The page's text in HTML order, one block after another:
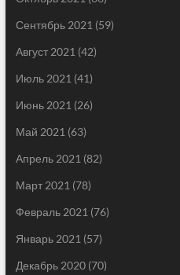
Сентябрь 2021 (59)
Август 2021 (42)
Июль 2021 (41)
Июнь 2021 (26)
Май 2021 (63)
Апрель 2021 (82)
Март 2021 (78)
Февраль 2021 (76)
Январь 2021 (57)
Декабрь 2020(70)